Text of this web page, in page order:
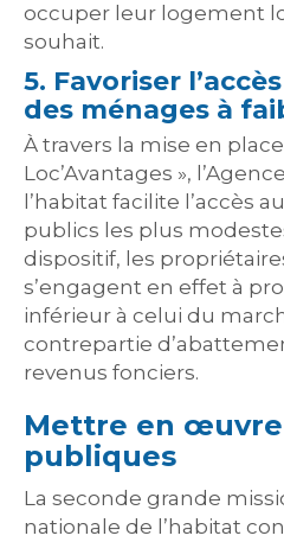
occuper leur logement
souhait.
5. Favoriser
des ménages à
À travers la mise en
Loc’Avantages »,
l’habitat facilite l’accès
publics les plus
dispositif, les
s’engagent en effet à
inférieur à celui du
contrepartie
revenus fonciers.
Mettre en
publiques
La seconde grande
nationale de l’habitat